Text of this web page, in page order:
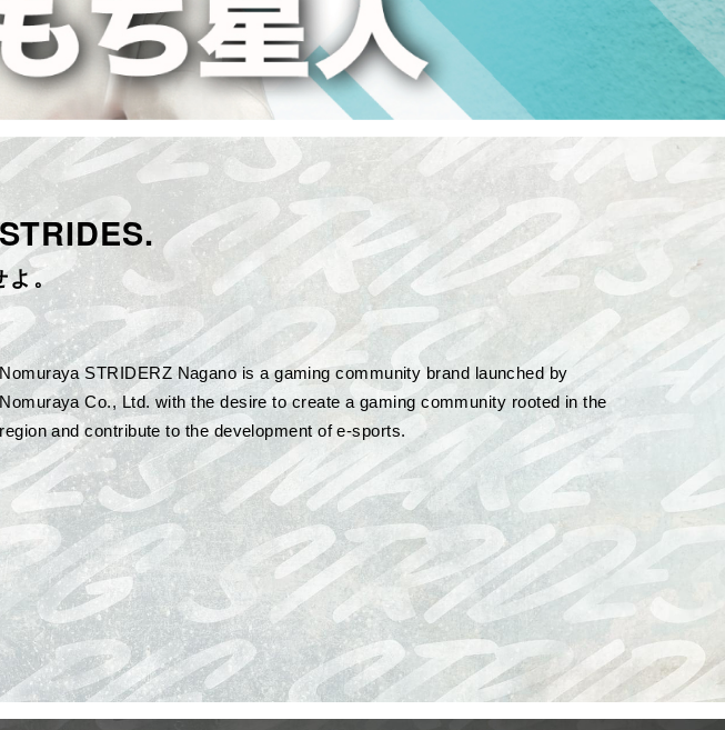
よ。
Nomuraya STRIDERZ Nagano is a gaming community brand launched by
Nomuraya Co., Ltd. with the desire to create a gaming community rooted in the
region and contribute to the development of e-sports.